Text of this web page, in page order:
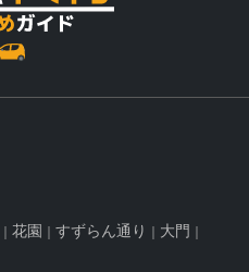
花園 すずらん通り
大門